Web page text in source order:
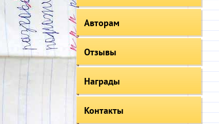
Авторам
Отзывы
Награды
Контакты